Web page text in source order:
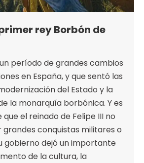
rey Borbón de
período de grandes cambios
en España, y que sentó las
del Estado y la
la monarquía borbónica. Y es
que el reinado de Felipe III no
conquistas militares o
gobierno dejó un importante
de la cultura, la